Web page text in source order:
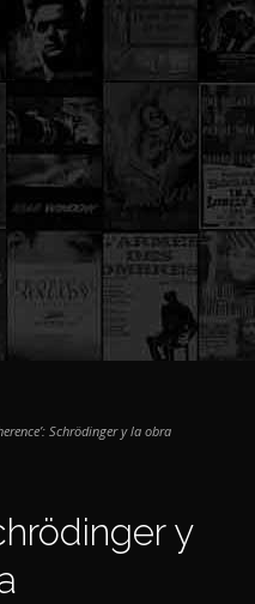
Schrödinger y la obra
y